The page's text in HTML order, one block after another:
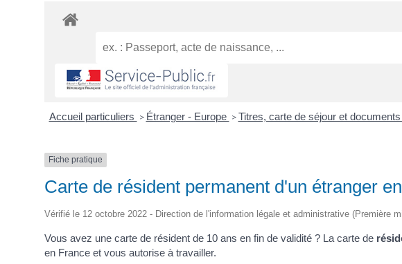
Accueil particuliers > Étranger - Europe > Titres, carte de séjour et
Fiche pratique
Carte de résident permanent d'un étranger
Vérifié le 12 octobre 2022 - Direction de l'information légale et administrative (Première
Vous avez une carte de résident de 10 ans en fin de validité ? La carte de
en France et vous autorise à travailler.